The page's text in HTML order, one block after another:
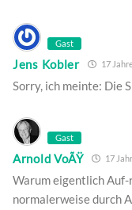
Gast
Jens Kobler 17
Sorry, ich meinte: Die
Gast
Arnold VoÃŸ 17
Warum eigentlich Auf-
normalerweise durch